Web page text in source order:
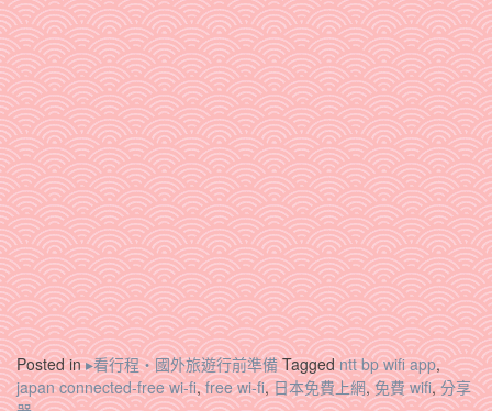
Posted in▸看行程‧國外旅遊行前準備Taggedntt bp wifi app,
japan connected-free wi-fi,free wi-fi,日本免費上網,免費 wifi,分享